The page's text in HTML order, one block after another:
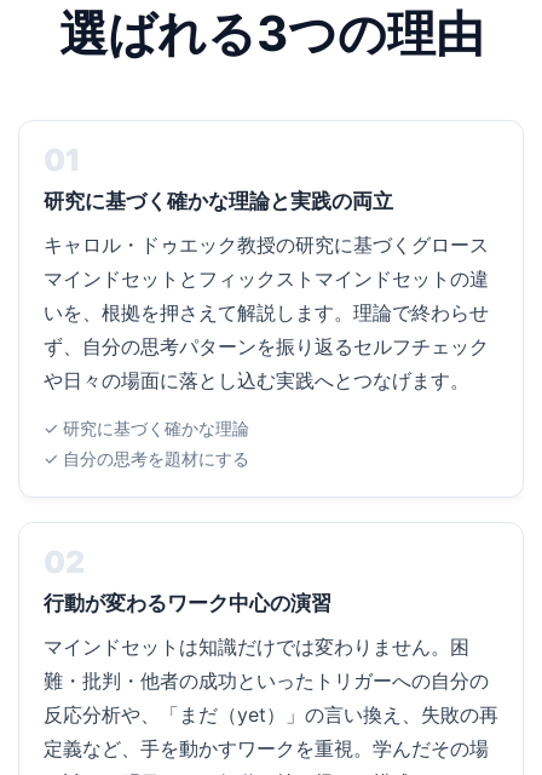
選ばれる3つの理由
01
研究に基づく確かな理論と実践の両立
キャロル・ドゥエック教授の研究に基づくグロース
マインドセットとフィックストマインドセットの違
いを、根拠を押さえて解説します。理論で終わらせ
ず、自分の思考パターンを振り返るセルフチェック
や日々の場面に落とし込む実践へとつなげます。
✓ 研究に基づく確かな理論
✓ 自分の思考を題材にする
02
行動が変わるワーク中心の演習
マインドセットは知識だけでは変わりません。困
難・批判・他者の成功といったトリガーへの自分の
反応分析や、「まだ（yet）」の言い換え、失敗の再
定義など、手を動かすワークを重視。学んだその場